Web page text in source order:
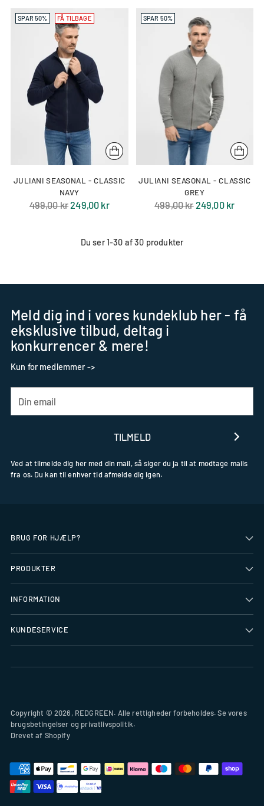
SPAR 50% FÅ TILBAGE
JULIANI SEASONAL - CLASSIC
NAVY
Normal
499,00 kr249,00 kr
SPAR 50%
JULIANI SEASONAL - CLASSIC
GREY
Normal
499,00 kr249,00 kr
Du ser 1-30 af 30 produkter
Meld dig ind i vores kundeklub her - få
eksklusive tilbud, deltag i
konkurrencer & mere!
Kun for medlemmer ->
email
TILMELD
Ved at tilmelde dig her med din mail, så siger du ja til at modtage mails
fra os. Du kan til enhver tid afmelde dig igen.
BRUG FOR HJÆLP?
PRODUKTER
INFORMATION
KUNDESERVICE
Copyright © 2026, REDGREEN. Alle rettigheder forbeholdes. Se vores
brugsbetingelser og privatlivspolitik.
Drevet af Shopify